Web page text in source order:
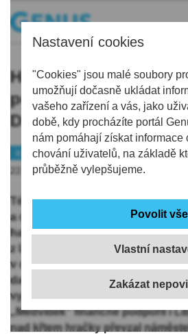
Nastavení cookies
"Cookies" jsou malé soubory
umožňují dočasně ukládat
vašeho zařízení a vás, jako
době, kdy procházíte portál
nám pomáhají získat informace
chování uživatelů, na základě
průběžně vylepšujeme.
Vlastní
Hadrový medvídek,
postižení v chráněné
D.R.A.K.u, dostal
Kraj
22.06.2019 | 5:05
Téměř tři sta dětí ze základních
a dvou německých měst
hadrového medvídka, nové
z Liberce. Medvídka vyrábějí
v chráněné dílně D.R.A.K.u a
další prostředky na provoz dílny.
vybrala odborná porota jméno
„Medvídek“ finančně podpořil i
nad křtem hračky převzal